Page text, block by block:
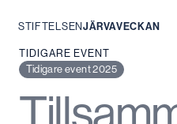
Hoppa
STIFTELSENJÄRVAVECKAN
TIDIGARE EVENT
Tidigare event 2025